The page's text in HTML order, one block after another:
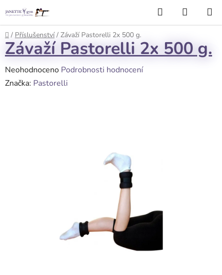
na
obsah
Hledat
KOŠÍK
Domů
/ Příslušenství / Závaží Pastorelli 2x 500 g.
Závaží Pastorelli 2x 500 g.
Průměrné
hodnocení
Neohodnoceno Podrobnosti hodnocení
Značka: Pastorelli